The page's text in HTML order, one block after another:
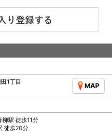
1丁目
MAP
柳駅 徒歩11分
徒歩20分